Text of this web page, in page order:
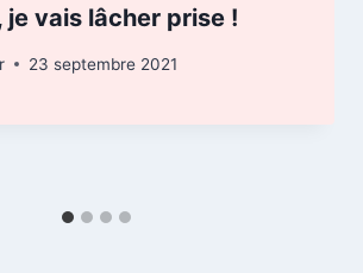
je vais lâcher prise !
23 septembre 2021